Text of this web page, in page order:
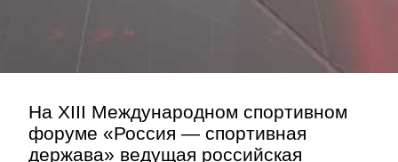
На XIII Международном спортивном
форуме «Россия — спортивная
держава» ведущая российская